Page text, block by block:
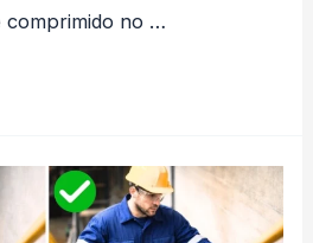
comprimido no …